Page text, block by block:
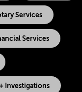
Services
Services
Investigations